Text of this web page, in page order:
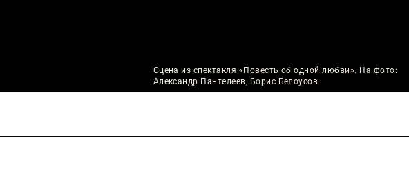
Сцена из спектакля «Повесть об одной любви». На фото:
Александр Пантелеев, Борис Белоусов